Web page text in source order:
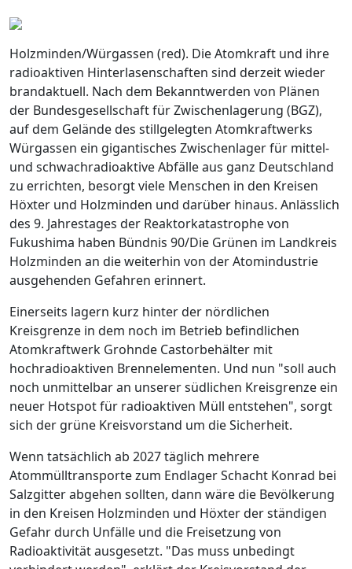
Holzminden/Würgassen (red). Die Atomkraft und ihre
radioaktiven Hinterlasenschaften sind derzeit wieder
brandaktuell. Nach dem Bekanntwerden von Plänen
der Bundesgesellschaft für Zwischenlagerung (BGZ),
auf dem Gelände des stillgelegten Atomkraftwerks
Würgassen ein gigantisches Zwischenlager für mittel-
und schwachradioaktive Abfälle aus ganz Deutschland
zu errichten, besorgt viele Menschen in den Kreisen
Höxter und Holzminden und darüber hinaus. Anlässlich
des 9. Jahrestages der Reaktorkatastrophe von
Fukushima haben Bündnis 90/Die Grünen im Landkreis
Holzminden an die weiterhin von der Atomindustrie
ausgehenden Gefahren erinnert.
Einerseits lagern kurz hinter der nördlichen
Kreisgrenze in dem noch im Betrieb befindlichen
Atomkraftwerk Grohnde Castorbehälter mit
hochradioaktiven Brennelementen. Und nun "soll auch
noch unmittelbar an unserer südlichen Kreisgrenze ein
neuer Hotspot für radioaktiven Müll entstehen", sorgt
sich der grüne Kreisvorstand um die Sicherheit.
Wenn tatsächlich ab 2027 täglich mehrere
Atommülltransporte zum Endlager Schacht Konrad bei
Salzgitter abgehen sollten, dann wäre die Bevölkerung
in den Kreisen Holzminden und Höxter der ständigen
Gefahr durch Unfälle und die Freisetzung von
Radioaktivität ausgesetzt. "Das muss unbedingt